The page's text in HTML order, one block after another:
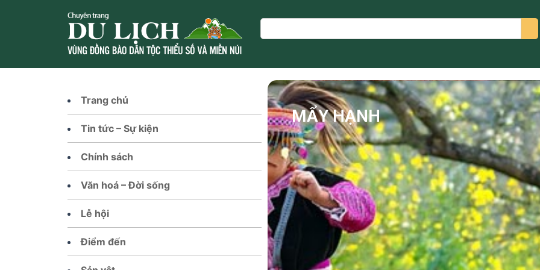
Search
Trang chủ
Tin tức – Sự kiện
Chính sách
Văn hoá – Đời sống
Lễ hội
Điểm đến
MẨY HẠNH